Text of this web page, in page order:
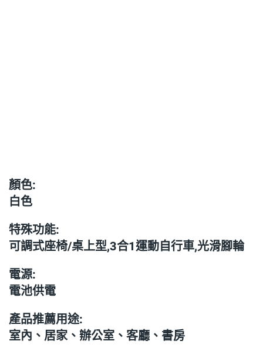
顏色:
白色
特殊功能:
可調式座椅/桌上型,3合1運動自行車,光滑腳輪
電源:
電池供電
產品推薦用途:
室內、居家、辦公室、客廳、書房